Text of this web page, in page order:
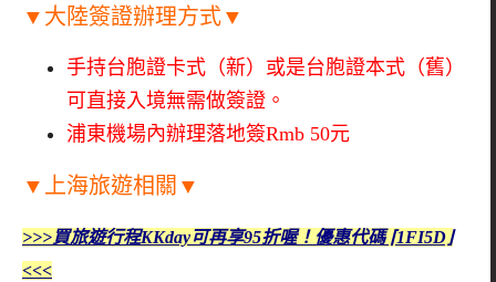
▼大陸簽證辦理方式▼
手持台胞證卡式（新）或是台胞證本式（舊）
可直接入境無需做簽證。
浦東機場內辦理落地簽Rmb 50元
▼上海旅遊相關▼
>>>買旅遊行程KKday可再享95折喔！優惠代碼 ⌈1FI5D⌋
<<<